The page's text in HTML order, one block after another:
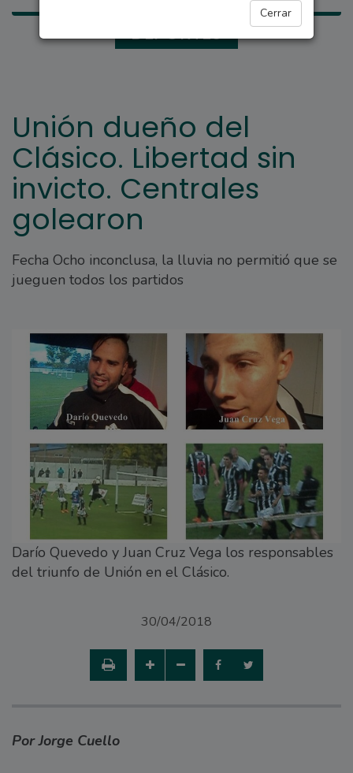
Cerrar
DEPORTES
Unión dueño del
Clásico. Libertad sin
invicto. Centrales
golearon
Fecha Ocho inconclusa, la lluvia no permitió que se
jueguen todos los partidos
Darío Quevedo y Juan Cruz Vega los responsables
del triunfo de Unión en el Clásico.
30/04/2018
Por Jorge Cuello